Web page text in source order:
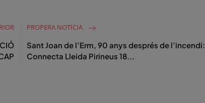
PROPERA NOTÍCIA
Sant Joan de l’Erm, 90 anys després de l’incendi:
Connecta Lleida Pirineus 18...